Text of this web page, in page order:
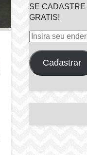
SE
GRATIS!
Insira
endereço
de
Cadastrar